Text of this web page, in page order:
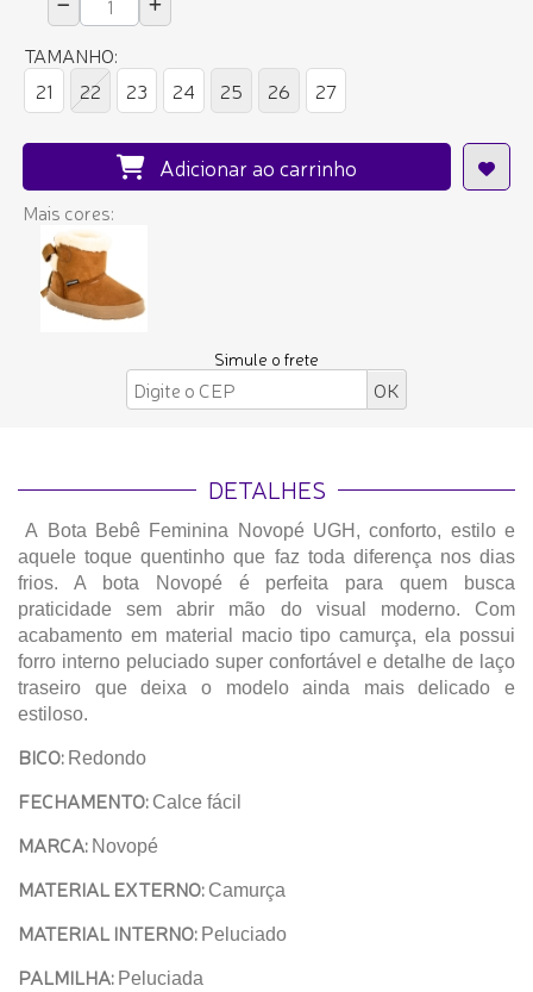
TAMANHO:
21
22 23 24 25 26 27
Adicionar ao carrinho
Mais cores:
Simule o frete
DETALHES
A Bota Bebê Feminina Novopé UGH, conforto, estilo e
aquele toque quentinho que faz toda diferença nos dias
frios. A bota Novopé é perfeita para quem busca
praticidade sem abrir mão do visual moderno. Com
acabamento em material macio tipo camurça, ela possui
forro interno peluciado super confortável e detalhe de laço
traseiro que deixa o modelo ainda mais delicado e
estiloso.
BICO: Redondo
FECHAMENTO: Calce fácil
MARCA: Novopé
MATERIAL EXTERNO: Camurça
MATERIAL INTERNO: Peluciado
PALMILHA: Peluciada